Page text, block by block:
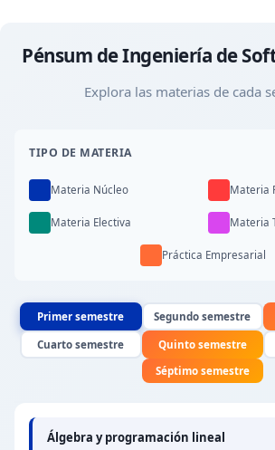
Pénsum de Ingeniería de
Explora las materias de cada
TIPO DE MATERIA
Materia Núcleo Materia
Materia Electiva Materia
Práctica Empresarial
Primer semestre Segundo semestre
Cuarto semestre Quinto semestre
Séptimo semestre
Álgebra y programación lineal